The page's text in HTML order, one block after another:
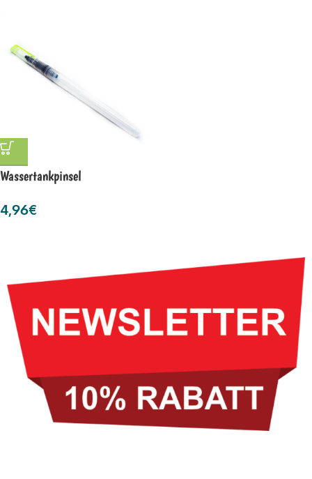
Wassertankpinsel
4,96€